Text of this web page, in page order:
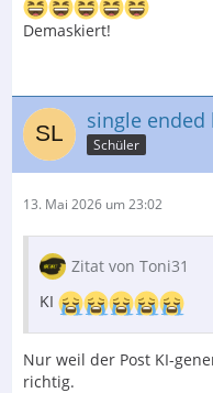
Demaskiert!
single ended
Schüler
13. Mai 2026 um 23:02
Zitat von Toni31
KI
Nur weil der Post KI-
richtig.